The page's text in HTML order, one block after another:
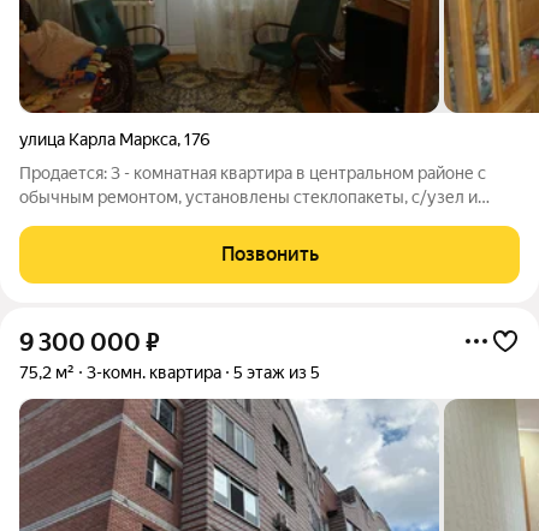
улица Карла Маркса,176
Продается: 3 - комнатная квартира в центральном районе с
обычным ремонтом, установлены стеклопакеты, с/узел и
"солнышко"). Остается частично мебель, в т. ч. кухонный
гарнитур со встроенной
Позвонить
9 300 000 ₽
75,2 м² 3-комн. квартира 5 этаж из 5